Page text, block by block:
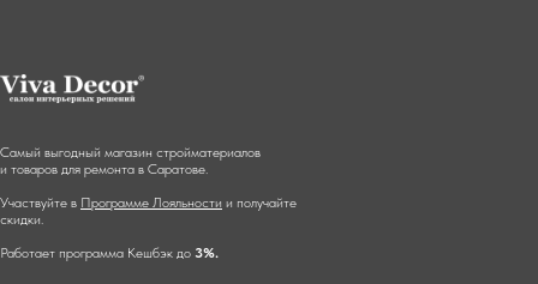
Самый выгодный магазин стройматериалов
и товаров для ремонта в Саратове.
Участвуйте в Программе Лояльности и получайте
скидки.
Работает программа Кешбэк до 3%.